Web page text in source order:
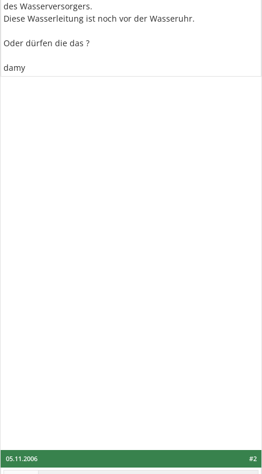
des Wasserversorgers.
Diese Wasserleitung ist noch vor der Wasseruhr.
Oder dürfen die das ?
damy
#2
05.11.2006